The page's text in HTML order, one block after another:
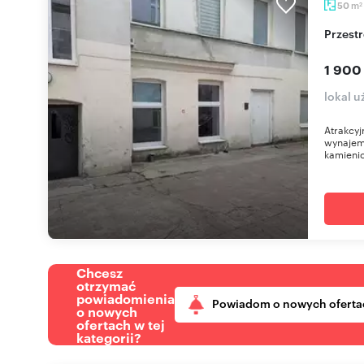
50 m2
1 900
lokal
Chcesz
otrzymać
powiadomienia
o nowych
ofertach w tej
kategorii?
Powiadom o nowych